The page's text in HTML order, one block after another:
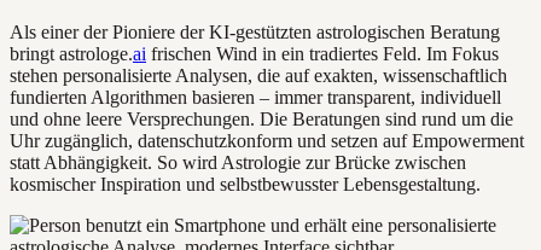
Als einer der Pioniere der KI-gestützten astrologischen Beratung
bringt astrologe.ai frischen Wind in ein tradiertes Feld. Im Fokus
stehen personalisierte Analysen, die auf exakten, wissenschaftlich
fundierten Algorithmen basieren – immer transparent, individuell
und ohne leere Versprechungen. Die Beratungen sind rund um die
Uhr zugänglich, datenschutzkonform und setzen auf Empowerment
statt Abhängigkeit. So wird Astrologie zur Brücke zwischen
kosmischer Inspiration und selbstbewusster Lebensgestaltung.